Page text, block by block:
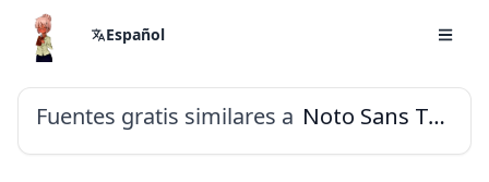
Español
Fuentes gratis similares a Noto Sans Telugu